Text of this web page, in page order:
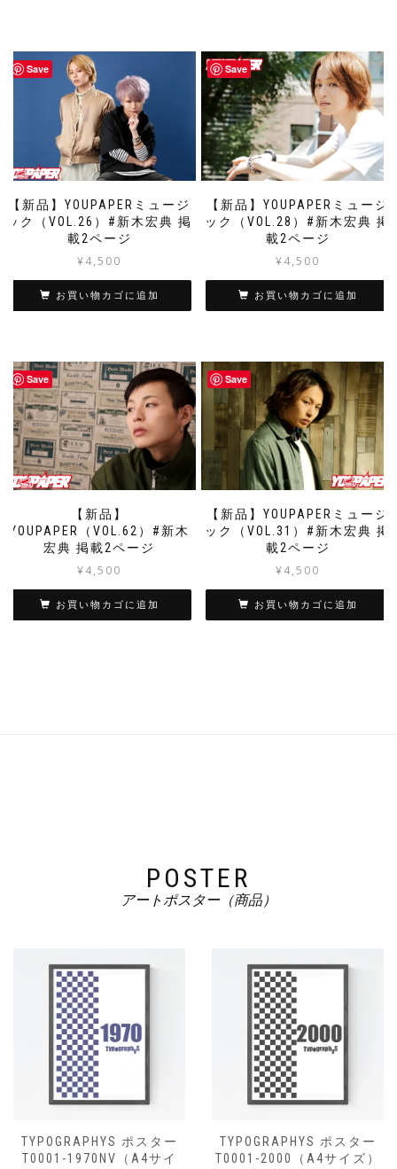
Save
【新品】YOUPAPERミュージ
ック（VOL.26）#新木宏典 掲
載2ページ
¥4,500
お買い物カゴに追加
Save
【新品】YOUPAPERミュージ
ック（VOL.28）#新木宏典 掲
載2ページ
¥4,500
お買い物カゴに追加
Save
【新品】
YOUPAPER（VOL.62）#新木
宏典 掲載2ページ
¥4,500
お買い物カゴに追加
Save
【新品】YOUPAPERミュージ
ック（VOL.31）#新木宏典 掲
載2ページ
¥4,500
お買い物カゴに追加
POSTER
アートポスター（商品）
TYPOGRAPHYS ポスター
T0001-1970NV（A4サイ
TYPOGRAPHYS ポスター
T0001-2000（A4サイズ）